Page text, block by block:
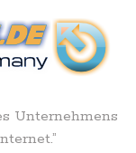
Unternehmens